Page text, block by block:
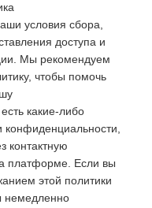
условия сбора,
доступа и
Мы рекомендуем
чтобы помочь
какие-либо
конфиденциальности,
контактную
платформе. Если вы
этой политики
немедленно